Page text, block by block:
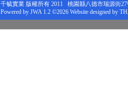
千毓實業版權所有 2011 桃園縣八德市瑞源街27
Powered by JWA1.2 ©2026 Website designed by